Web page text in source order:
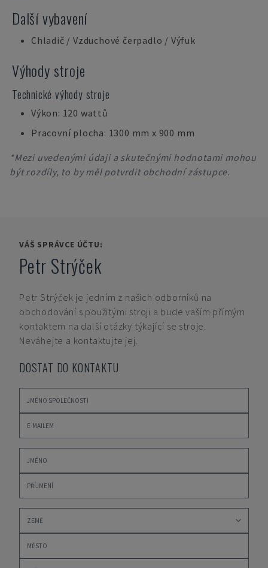
Další vybavení
Chladič / Vzduchové čerpadlo / Výfuk
Výhody stroje
Technické výhody stroje
Výkon: 120 wattů
Pracovní plocha: 1300 mm x 900 mm
*Mezi uvedenými údaji a skutečnými hodnotami mohou
být rozdíly, to by měl potvrdit obchodní zástupce.
VÁŠ SPRÁVCE ÚČTU:
Petr Strýček
Petr Strýček je jedním z našich odborníků na
obchodování s použitými stroji a bude vaším přímým
kontaktem na další otázky týkající se stroje.
Neváhejte a kontaktujte jej.
DOSTAT DO KONTAKTU